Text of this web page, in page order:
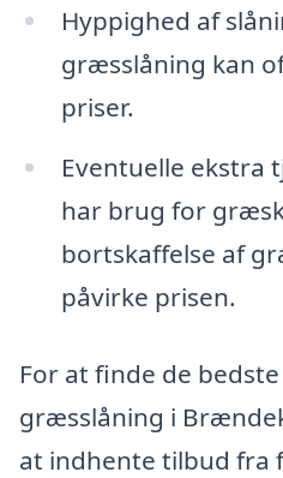
Hyppighed af
græsslåning kan
priser.
Eventuelle ekstra
har brug for
bortskaffelse af
påvirke prisen.
For at finde de
græsslåning i
at indhente tilbud fra